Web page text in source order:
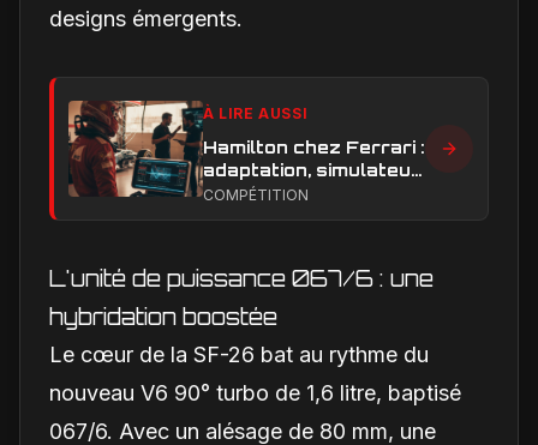
designs émergents.
À LIRE AUSSI
Hamilton chez Ferrari :
adaptation, simulateur
et critiques, ce qui
COMPÉTITION
L'unité de puissance 067/6 : une
hybridation boostée
Le cœur de la SF-26 bat au rythme du
nouveau V6 90° turbo de 1,6 litre, baptisé
067/6. Avec un alésage de 80 mm, une